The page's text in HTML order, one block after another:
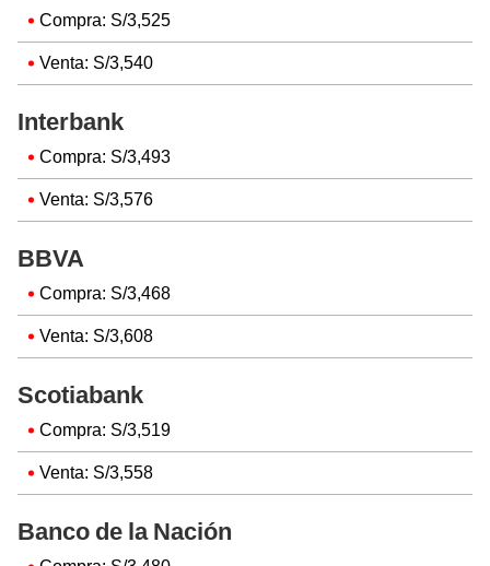
Compra: S/3,525
Venta: S/3,540
Interbank
Compra: S/3,493
Venta: S/3,576
BBVA
Compra: S/3,468
Venta: S/3,608
Scotiabank
Compra: S/3,519
Venta: S/3,558
Banco de la Nación